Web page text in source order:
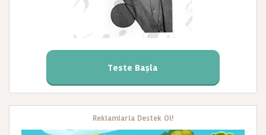
Teste Başla
Reklamlarla Destek Ol!